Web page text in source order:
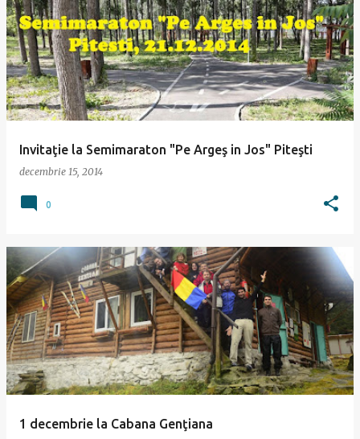
Invitaţie la Semimaraton "Pe Argeş in Jos" Piteşti
decembrie 15, 2014
0
1 decembrie la Cabana Genţiana